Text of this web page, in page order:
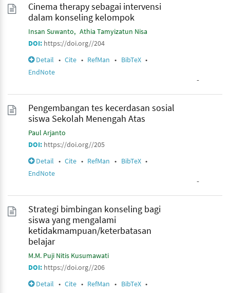
Cinema therapy sebagai intervensi
dalam konseling kelompok
Insan Suwanto
Athia Tamyizatun Nisa
DOI: https://doi.org//204
Detail • Cite • RefMan • BibTeX •
EndNote
-
Pengembangan tes kecerdasan sosial
siswa Sekolah Menengah Atas
Paul Arjanto
DOI: https://doi.org//205
Detail • Cite • RefMan • BibTeX •
EndNote
-
Strategi bimbingan konseling bagi
siswa yang mengalami
ketidakmampuan/keterbatasan
belajar
M.M. Puji Nitis Kusumawati
DOI: https://doi.org//206
Detail • Cite • RefMan • BibTeX •